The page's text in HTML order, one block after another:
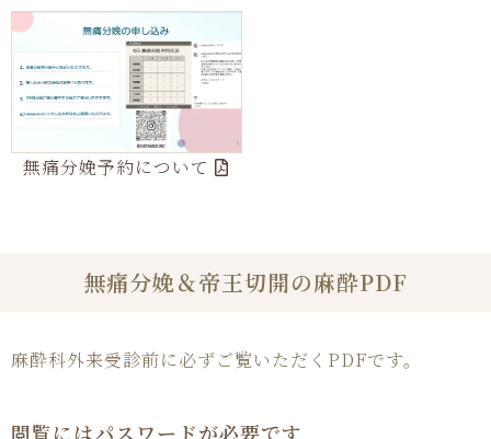
無痛分娩予約について
無痛分娩＆帝王切開の麻酔PDF
麻酔科外来受診前に必ずご覧いただくPDFです。
閲覧にはパスワードが必要です